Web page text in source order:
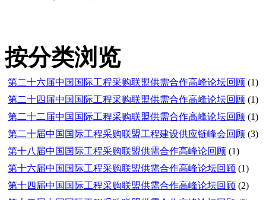
按分类浏览
第二十六届中国国际工程采购联盟供需合作高峰论坛回顾 (1)
第二十四届中国国际工程采购联盟供需合作高峰论坛回顾 (1)
第二十二届中国国际工程采购联盟供需合作高峰论坛回顾 (1)
第二十届中国国际工程采购联盟工程建设供应链峰会回顾 (3)
第十八届中国国际工程采购联盟供需合作高峰论回顾 (1)
第十六届中国国际工程采购联盟供需合作高峰论坛回顾 (1)
第十四届中国国际工程采购联盟供需合作高峰论坛回顾 (2)